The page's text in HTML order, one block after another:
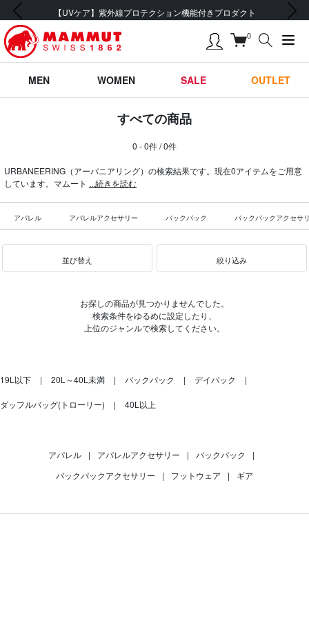
【UVケア】紫外線プロテクション機能付きプロダクト
前の画像 次の画像
0
MEN WOMEN SALE OUTLET
すべての商品
0 - 0件 / 0件
URBANEERING（アーバニアリング）の検索結果です。現在0アイテムをご用意
しています。マムート ...続きを読む
アパレル アパレルアクセサリー バックパック バックパックアクセサ
並び替え 絞り込み
お探しの商品が見つかりませんでした。
検索条件をゆるめに設定したり、
上位のジャンルで検索してください。
19L以下 20L～40L未満 バックパック デイパック
ダッフルバッグ(トローリー) 40L以上
アパレル | アパレルアクセサリー | バックパック
|
バックパックアクセサリー
| フットウェア | ギア